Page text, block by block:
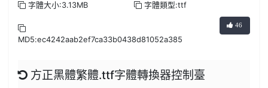
字體大小:3.13MB 字體類型:ttf
MD5:ec4242aab2ef7ca33b0438d81052a385
46
方正黑體繁體.ttf字體轉換器控制臺